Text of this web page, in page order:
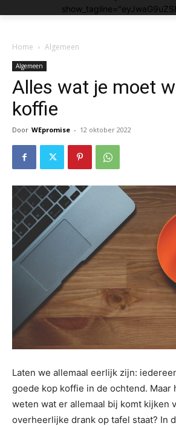
Home Algemeen
Algemeen
Alles wat je moet
koffie
Door WEpromise - 12 oktober 2022
Laten we allemaal eerlijk zijn:
goede kop koffie in de ochtend. Maar
weten wat er allemaal bij komt kijken
overheerlijke drank op tafel staat? In